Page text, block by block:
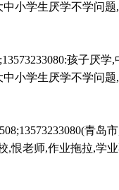
小学生厌学不学问
孩子厌学
小学生厌学不学问
青岛
,恨老师,作业拖拉,学